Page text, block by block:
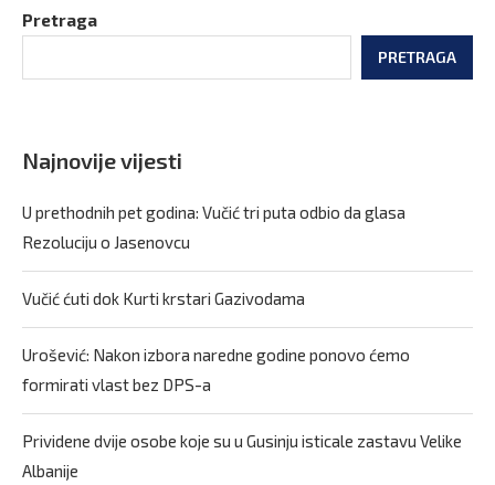
Pretraga
PRETRAGA
Najnovije vijesti
U prethodnih pet godina: Vučić tri puta odbio da glasa
Rezoluciju o Jasenovcu
Vučić ćuti dok Kurti krstari Gazivodama
Urošević: Nakon izbora naredne godine ponovo ćemo
formirati vlast bez DPS-a
Prividene dvije osobe koje su u Gusinju isticale zastavu Velike
Albanije